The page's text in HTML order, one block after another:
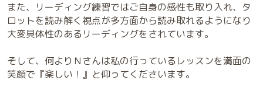
また、リーディング練習ではご自身の感性も取り入れ、タ
ロットを読み解く視点が多方面から読み取れるようになり
大変具体性のあるリーディングをされています。
そして、何よりＮさんは私の行っているレッスンを満面の
笑顔で『楽しい！』と仰ってくださいます。